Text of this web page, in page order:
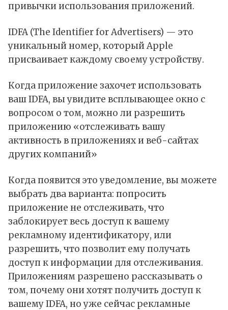
привычки использования приложений.
IDFA (The Identifier for Advertisers) — это
уникальный номер, который Apple
присваивает каждому своему устройству.
Когда приложение захочет использовать
ваш IDFA, вы увидите всплывающее окно с
вопросом о том, можно ли разрешить
приложению «отслеживать вашу
активность в приложениях и веб-сайтах
других компаний»
Когда появится это уведомление, вы можете
выбрать два варианта: попросить
приложение не отслеживать, что
заблокирует весь доступ к вашему
рекламному идентификатору, или
разрешить, что позволит ему получать
доступ к информации для отслеживания.
Приложениям разрешено рассказывать о
том, почему они хотят получить доступ к
вашему IDFA, но уже сейчас рекламные